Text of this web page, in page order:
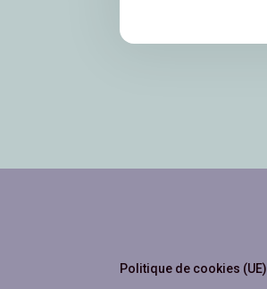
Politique de cookies (UE)